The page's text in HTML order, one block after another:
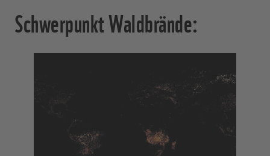
Schwerpunkt Waldbrände: